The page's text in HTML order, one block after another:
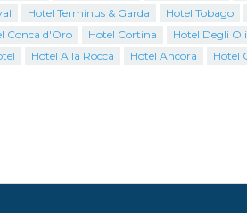
Hotel Terminus & Garda Hotel Tobago
Conca d'Oro Hotel Cortina Hotel Degli
Hotel Alla Rocca Hotel Ancora
Hotel